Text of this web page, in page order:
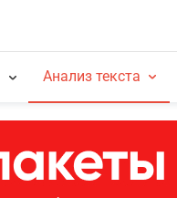
Анализ текста